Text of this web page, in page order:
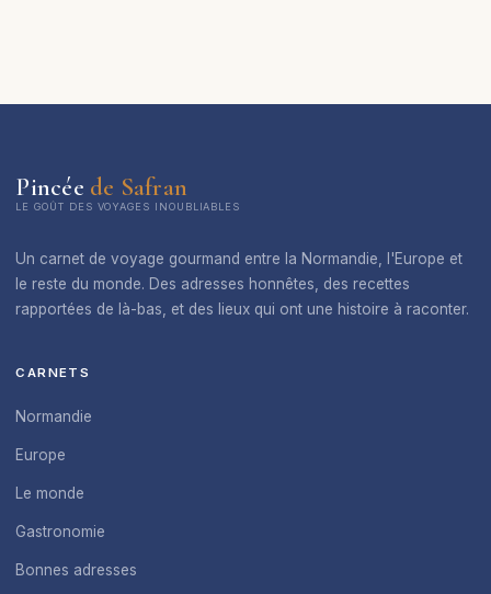
Pincée de Safran
LE GOÛT DES VOYAGES INOUBLIABLES
Un carnet de voyage gourmand entre la Normandie, l'Europe et
le reste du monde. Des adresses honnêtes, des recettes
rapportées de là-bas, et des lieux qui ont une histoire à raconter.
CARNETS
Normandie
Europe
Le monde
Gastronomie
Bonnes adresses